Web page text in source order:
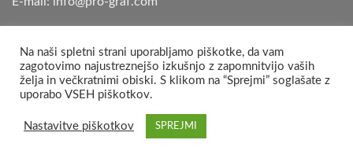
Copyright 2026 © PROgraf Branko Mlakar s.p.
Na naši spletni strani uporabljamo piškotke, da vam
zagotovimo najustreznejšo izkušnjo z zapomnitvijo vaših
želja in večkratnimi obiski. S klikom na “Sprejmi” soglašate z
uporabo VSEH piškotkov.
Nastavitve piškotkov SPREJMI